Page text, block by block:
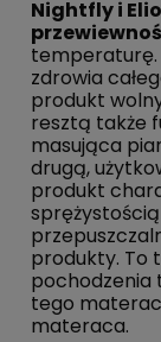
Nightfly i
temperaturę.
zdrowia
produkt
resztą także
masująca
drugą,
produkt
produkty. To
pochodzenia
tego
materaca.